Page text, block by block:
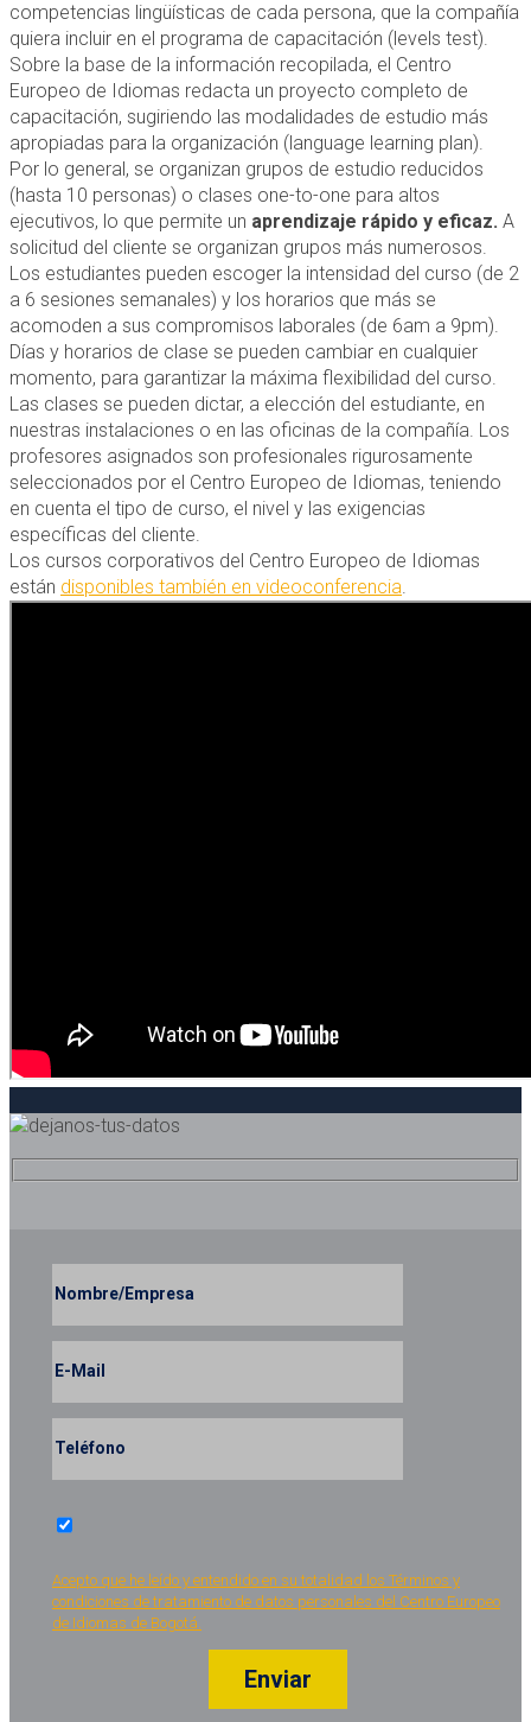
competencias lingüísticas de cada persona, que la compañía
quiera incluir en el programa de capacitación (levels test).
Sobre la base de la información recopilada, el Centro
Europeo de Idiomas redacta un proyecto completo de
capacitación, sugiriendo las modalidades de estudio más
apropiadas para la organización (language learning plan).
Por lo general, se organizan grupos de estudio reducidos
(hasta 10 personas) o clases one-to-one para altos
ejecutivos, lo que permite un aprendizaje rápido y eficaz. A
solicitud del cliente se organizan grupos más numerosos.
Los estudiantes pueden escoger la intensidad del curso (de 2
a 6 sesiones semanales) y los horarios que más se
acomoden a sus compromisos laborales (de 6am a 9pm).
Días y horarios de clase se pueden cambiar en cualquier
momento, para garantizar la máxima flexibilidad del curso.
Las clases se pueden dictar, a elección del estudiante, en
nuestras instalaciones o en las oficinas de la compañía. Los
profesores asignados son profesionales rigurosamente
seleccionados por el Centro Europeo de Idiomas, teniendo
en cuenta el tipo de curso, el nivel y las exigencias
específicas del cliente.
Los cursos corporativos del Centro Europeo de Idiomas
están disponibles también en videoconferencia.
Acepto que he leído y entendido en su totalidad los Términos y
condiciones de tratamiento de datos personales del Centro Europeo
de Idiomas de Bogotá.